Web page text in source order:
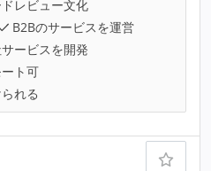
ドレビュー文化
B2Bのサービスを運営
ービスを開発
ト可
れる